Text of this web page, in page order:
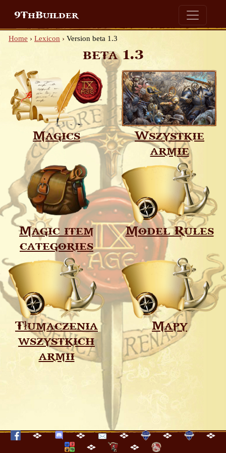
9ThBuilder
Home › Lexicon › Version beta 1.3
beta 1.3
Magics
Wszystkie
armie
Magic item
categories
Model Rules
Tłumaczenia
wszystkich
armii
Mapy